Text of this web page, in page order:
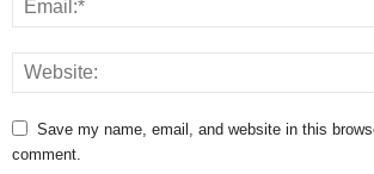
Save my name, email, and website in this
comment.